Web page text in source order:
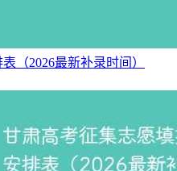
（2026最新补录时间）